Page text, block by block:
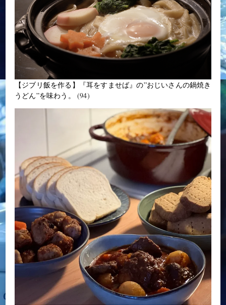
【ジブリ飯を作る】『耳をすませば』の”おじいさんの鍋焼き
うどん”を味わう。
(94)